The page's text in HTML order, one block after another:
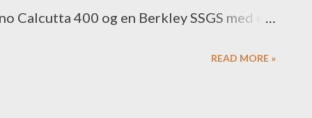
Calcutta 400 og en Berkley SSGS med en
READ MORE »